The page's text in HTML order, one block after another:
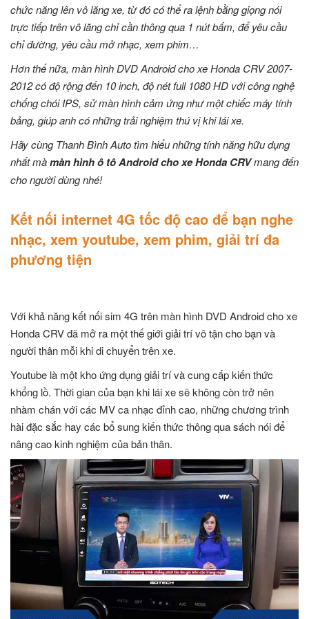
chức năng lên vô lăng xe, từ đó có thể ra lệnh bằng giọng nói
trực tiếp trên vô lăng chỉ cần thông qua 1 nút bấm, để yêu cầu
chỉ đường, yêu cầu mở nhạc, xem phim…
Hơn thế nữa, màn hình DVD Android cho xe Honda CRV 2007-
2012 có độ rộng đến 10 inch, độ nét full 1080 HD với công nghệ
chống chói IPS, sử màn hình cảm ứng như một chiếc máy tính
bảng, giúp anh có những trải nghiệm thú vị khi lái xe.
Hãy cùng Thanh Bình Auto tìm hiểu những tính năng hữu dụng
nhất màmàn hình ô tô Android cho xe Honda CRVmang đến
cho người dùng nhé!
Kết nối internet 4G tốc độ cao để bạn nghe
nhạc, xem youtube, xem phim, giải trí đa
phương tiện
Với khả năng kết nối sim 4G trên màn hình DVD Android cho xe
Honda CRV đã mở ra một thế giới giải trí vô tận cho bạn và
người thân mỗi khi di chuyển trên xe.
Youtube là một kho ứng dụng giải trí và cung cấp kiến thức
khổng lồ. Thời gian của bạn khi lái xe sẽ không còn trở nên
nhàm chán với các MV ca nhạc đỉnh cao, những chương trình
hài đặc sắc hay các bổ sung kiến thức thông qua sách nói để
nâng cao kinh nghiệm của bản thân.